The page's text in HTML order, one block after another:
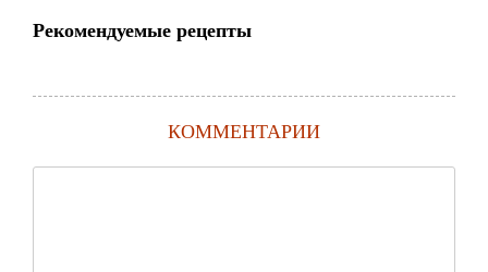
Рекомендуемые рецепты
КОММЕНТАРИИ